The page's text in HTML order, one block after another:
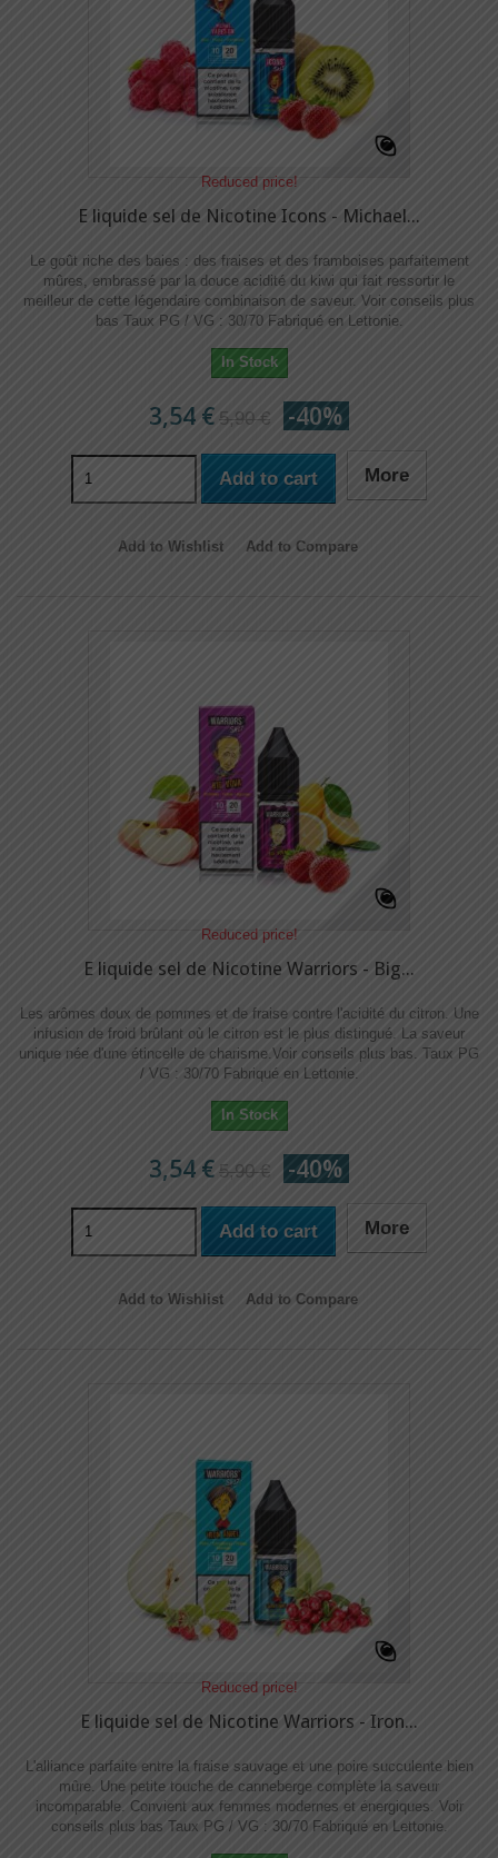
Reduced price!
E liquide sel de Nicotine Icons - Michael...
Le goût riche des baies : des fraises et des framboises parfaitement
mûres, embrassé par la douce acidité du kiwi qui fait ressortir le
meilleur de cette légendaire combinaison de saveur. Voir conseils plus
bas Taux PG / VG : 30/70 Fabriqué en Lettonie.
In Stock
3,54 € 5,90 € -40%
Add to cart More
Add to Wishlist Add to Compare
Reduced price!
E liquide sel de Nicotine Warriors - Big...
Les arômes doux de pommes et de fraise contre l'acidité du citron. Une
infusion de froid brûlant où le citron est le plus distingué. La saveur
unique née d'une étincelle de charisme.Voir conseils plus bas. Taux PG
/ VG : 30/70 Fabriqué en Lettonie.
In Stock
3,54 € 5,90 € -40%
Add to cart More
Add to Wishlist Add to Compare
Reduced price!
E liquide sel de Nicotine Warriors - Iron...
L'alliance parfaite entre la fraise sauvage et une poire succulente bien
mûre. Une petite touche de canneberge complète la saveur
incomparable. Convient aux femmes modernes et énergiques. Voir
conseils plus bas Taux PG / VG : 30/70 Fabriqué en Lettonie.